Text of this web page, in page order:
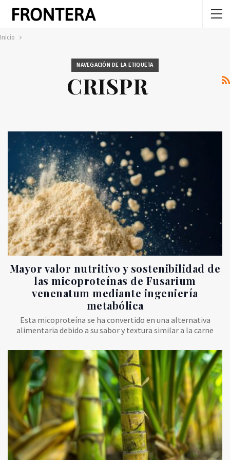
Inicio
NAVEGACIÓN DE LA ETIQUETA
CRISPR
Mayor valor nutritivo y sostenibilidad de
las micoproteínas de Fusarium
venenatum mediante ingeniería
metabólica
Esta micoproteína se ha convertido en una alternativa
alimentaria debido a su sabor y textura similar a la carne